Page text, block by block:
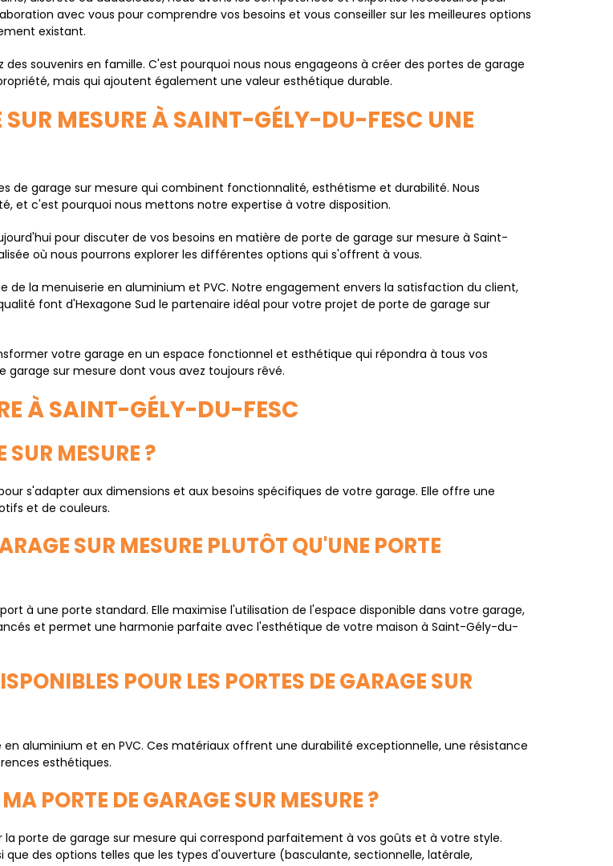
avec vous pour comprendre vos besoins et vous conseiller sur les meilleures options
existant.
souvenirs en famille. C'est pourquoi nous nous engageons à créer des portes de garage
mais qui ajoutent également une valeur esthétique durable.
SUR MESURE À SAINT-GÉLY-DU-FESC UNE
de garage sur mesure qui combinent fonctionnalité, esthétisme et durabilité. Nous
et c'est pourquoi nous mettons notre expertise à votre disposition.
pour discuter de vos besoins en matière de porte de garage sur mesure à Saint-
où nous pourrons explorer les différentes options qui s'offrent à vous.
la menuiserie en aluminium et PVC. Notre engagement envers la satisfaction du client,
font d'Hexagone Sud le partenaire idéal pour votre projet de porte de garage sur
votre garage en un espace fonctionnel et esthétique qui répondra à tous vos
garage sur mesure dont vous avez toujours rêvé.
À SAINT-GÉLY-DU-FESC
SUR MESURE ?
s'adapter aux dimensions et aux besoins spécifiques de votre garage. Elle offre une
et de couleurs.
SUR MESURE PLUTÔT QU'UNE PORTE
à une porte standard. Elle maximise l'utilisation de l'espace disponible dans votre garage,
et permet une harmonie parfaite avec l'esthétique de votre maison à Saint-Gély-du-
POUR LES PORTES DE GARAGE SUR
aluminium et en PVC. Ces matériaux offrent une durabilité exceptionnelle, une résistance
esthétiques.
PORTE DE GARAGE SUR MESURE ?
porte de garage sur mesure qui correspond parfaitement à vos goûts et à votre style.
des options telles que les types d'ouverture (basculante, sectionnelle, latérale,